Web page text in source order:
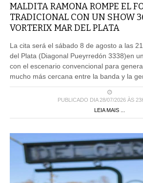
MALDITA RAMONA ROMPE EL
TRADICIONAL CON UN SHOW
VORTERIX MAR DEL PLATA
La cita será el sábado 8 de agosto a las
del Plata (Diagonal Pueyrredón 3338)en
con el escenario convencional para
mucho más cercana entre la banda y la
PUBLICADO DIA 28/07/2026 ÀS
LEIA MAIS ...